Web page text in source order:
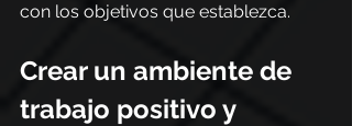
con los objetivos que establezca.
Crear un ambiente de
trabajo positivo y